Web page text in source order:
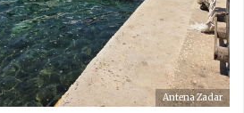
Antena Zadar